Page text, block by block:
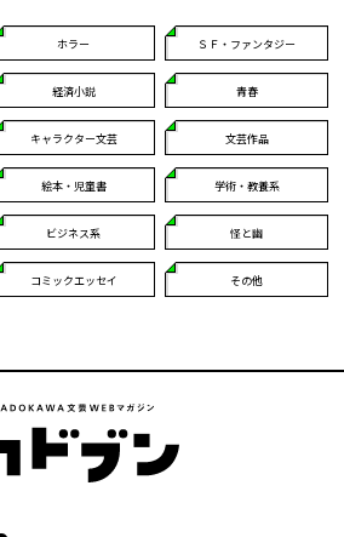
ホラー ＳＦ・ファンタジー
経済小説 青春
キャラクター文芸 文芸作品
絵本・児童書 学術・教養系
ビジネス系 怪と幽
コミックエッセイ その他